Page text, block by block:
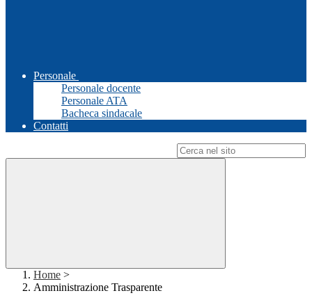
Personale
Personale docente
Personale ATA
Bacheca sindacale
Contatti
Home >
Amministrazione Trasparente